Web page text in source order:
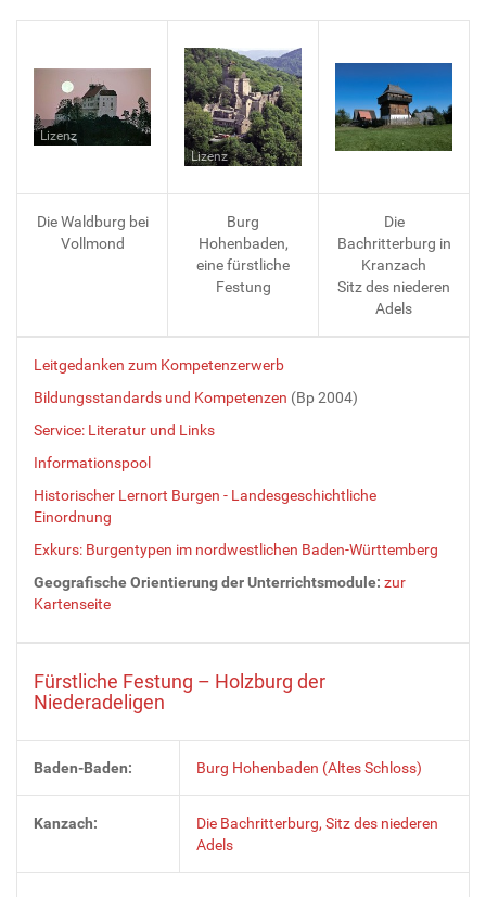
Lizenz
Lizenz
Die Waldburg bei
Vollmond
Burg
Hohenbaden,
eine fürstliche
Festung
Die
Bachritterburg in
Kranzach
Sitz des niederen
Adels
Leitgedanken zum Kompetenzerwerb
Bildungsstandards und Kompetenzen (Bp 2004)
Service: Literatur und Links
Informationspool
Historischer Lernort Burgen - Landesgeschichtliche
Einordnung
Exkurs: Burgentypen im nordwestlichen Baden-Württemberg
Geografische Orientierung der Unterrichtsmodule: zur
Kartenseite
Fürstliche Festung – Holzburg der
Niederadeligen
Baden-Baden: Burg Hohenbaden (Altes Schloss)
Kanzach:
Die Bachritterburg, Sitz des niederen
Adels